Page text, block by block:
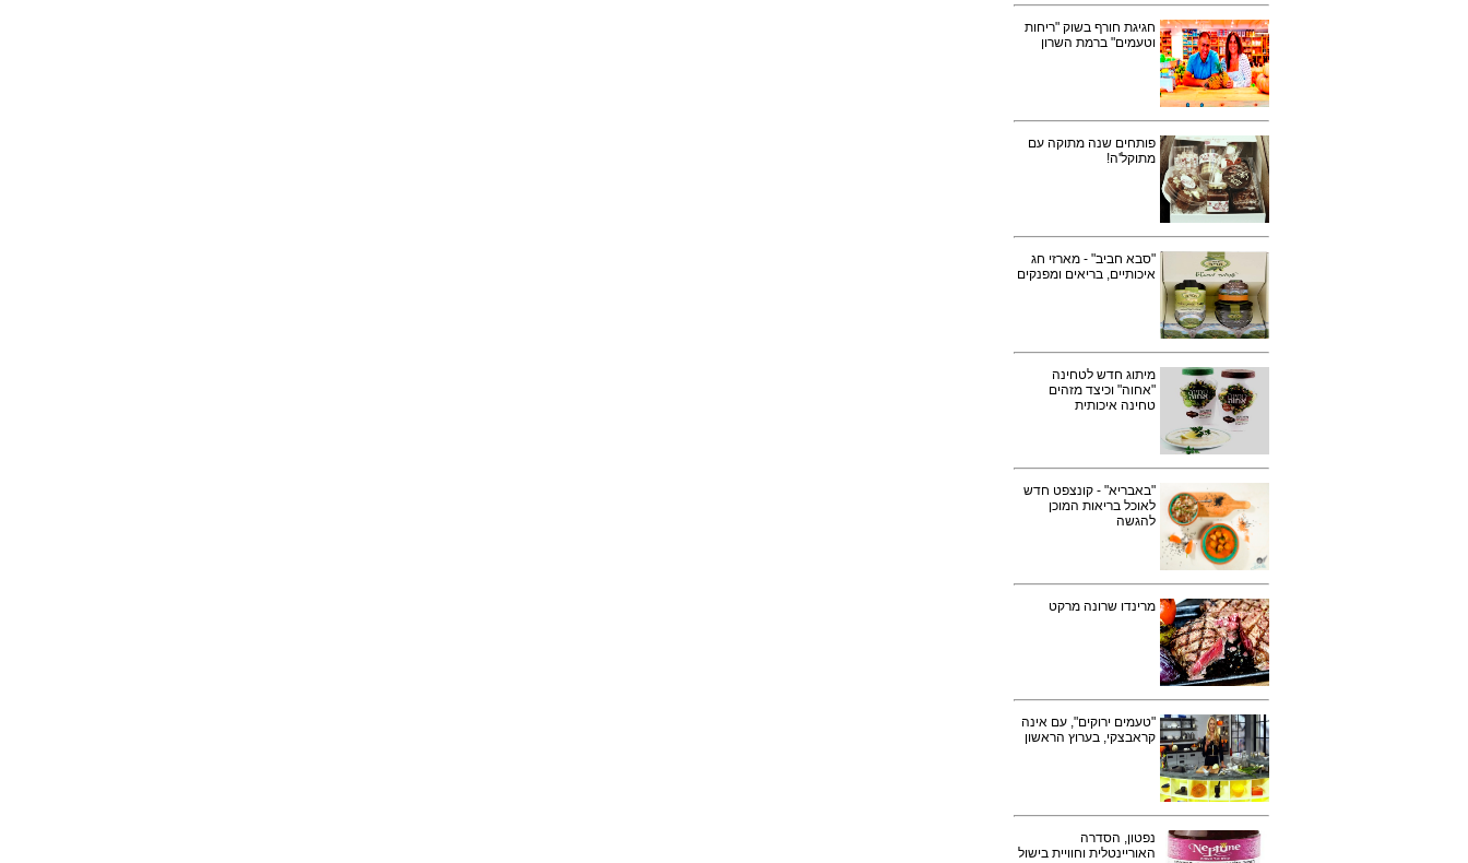
חגיגת חורף בשוק "ריחות
וטעמים" ברמת השרון
פותחים שנה מתוקה עם
מתוקל'ה!
"סבא חביב" - מארזי חג
איכותיים, בריאים ומפנקים
מיתוג חדש לטחינה
"אחוה" וכיצד מזהים
טחינה איכותית
"באבריא" - קונצפט חדש
לאוכל בריאות המוכן
להגשה
מרינדו שרונה מרקט
"טעמים ירוקים", עם אינה
קראבצקי, בערוץ הראשון
נפטון, הסדרה
האוריינטלית וחוויית בישול